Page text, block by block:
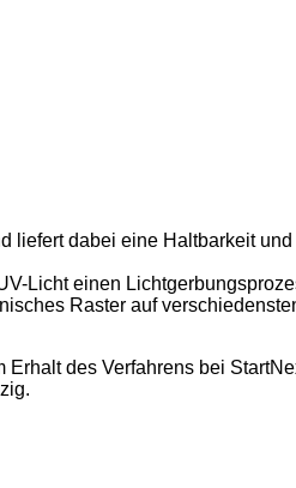
liefert dabei eine Haltbarkeit
Licht einen
Raster auf
des Verfahrens bei